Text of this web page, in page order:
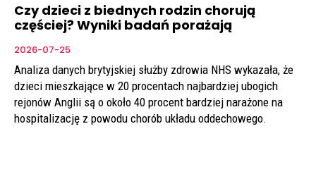
Czy dzieci z biednych rodzin chorują
częściej? Wyniki badań porażają
2026-07-25
Analiza danych brytyjskiej służby zdrowia NHS wykazała, że
dzieci mieszkające w 20 procentach najbardziej ubogich
rejonów Anglii są o około 40 procent bardziej narażone na
hospitalizację z powodu chorób układu oddechowego.